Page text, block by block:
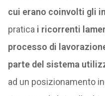
cui erano coinvolti gli
pratica i ricorrenti
processo di
parte del sistema
ad un posizionamento